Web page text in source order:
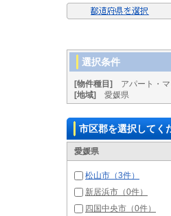
選択条件
[物件種目]
アパート・マ
[地域]
愛媛県
市区郡を選択してく
愛媛県
松山市（3件）
新居浜市（0件）
四国中央市（0件）